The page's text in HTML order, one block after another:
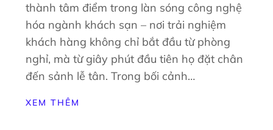
thành tâm điểm trong làn sóng công nghệ
hóa ngành khách sạn – nơi trải nghiệm
khách hàng không chỉ bắt đầu từ phòng
nghỉ, mà từ giây phút đầu tiên họ đặt chân
đến sảnh lễ tân. Trong bối cảnh…
XEM THÊM